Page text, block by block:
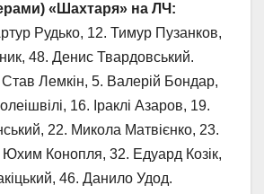
«Шахтаря» на ЛЧ:
Рудько, 12. Тимур Пузанков,
48. Денис Твардовський.
Лемкін, 5. Валерій Бондар,
16. Іраклі Азаров, 19.
22. Микола Матвієнко, 23.
Юхим Конопля, 32. Едуард Козік,
46. Данило Удод.